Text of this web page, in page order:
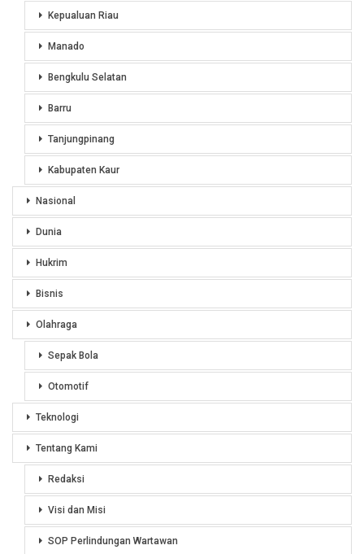
Kepualuan Riau
Manado
Bengkulu Selatan
Barru
Tanjungpinang
Kabupaten Kaur
Nasional
Dunia
Hukrim
Bisnis
Olahraga
Sepak Bola
Otomotif
Teknologi
Tentang Kami
Redaksi
Visi dan Misi
SOP Perlindungan Wartawan